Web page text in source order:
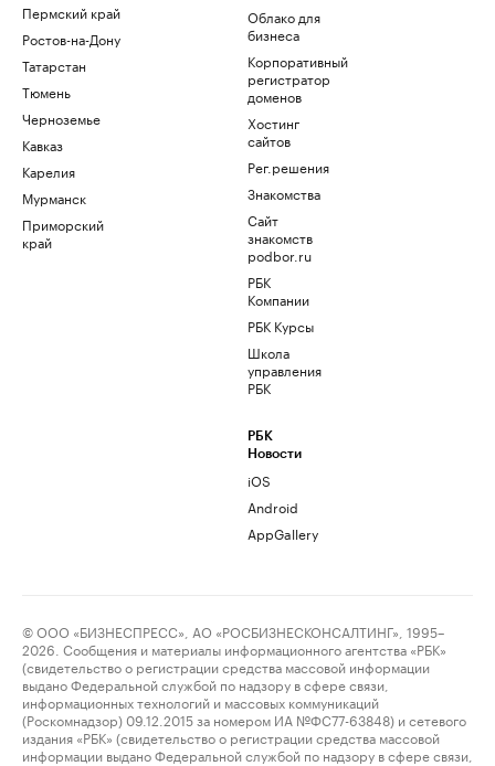
Пермский край
Ростов-на-Дону
Татарстан
Тюмень
Черноземье
Кавказ
Карелия
Мурманск
Приморский
край
Облако для
бизнеса
Корпоративный
регистратор
доменов
Хостинг
сайтов
Рег.решения
Знакомства
Сайт
знакомств
podbor.ru
РБК
Компании
РБК Курсы
Школа
управления
РБК
РБК
Новости
iOS
Android
AppGallery
© ООО «БИЗНЕСПРЕСС», АО «РОСБИЗНЕСКОНСАЛТИНГ», 1995–
2026. Сообщения и материалы информационного агентства «РБК»
(свидетельство о регистрации средства массовой информации
выдано Федеральной службой по надзору в сфере связи,
информационных технологий и массовых коммуникаций
(Роскомнадзор) 09.12.2015 за номером ИА №ФС77-63848) и сетевого
издания «РБК» (свидетельство о регистрации средства массовой
информации выдано Федеральной службой по надзору в сфере связи,